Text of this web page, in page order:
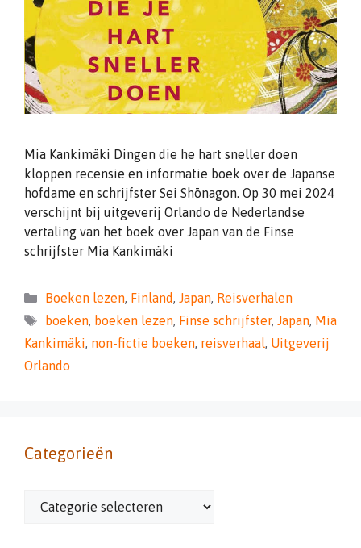
Mia Kankimäki Dingen die he hart sneller doen
kloppen recensie en informatie boek over de Japanse
hofdame en schrijfster Sei Shōnagon. Op 30 mei 2024
verschijnt bij uitgeverij Orlando de Nederlandse
vertaling van het boek over Japan van de Finse
schrijfster Mia Kankimäki
Categorieën
Boeken lezen, Finland, Japan, Reisverhalen
Tags
boeken, boeken lezen, Finse schrijfster, Japan, Mia
Kankimäki, non-fictie boeken, reisverhaal, Uitgeverij
Orlando
Categorieën
Categorieën